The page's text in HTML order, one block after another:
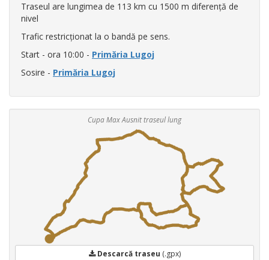
Traseul are lungimea de 113 km cu 1500 m diferență de
nivel
Trafic restricționat la o bandă pe sens.
Start - ora 10:00 - Primăria Lugoj
Sosire - Primăria Lugoj
Cupa Max Ausnit traseul lung
Descarcă traseu (.gpx)